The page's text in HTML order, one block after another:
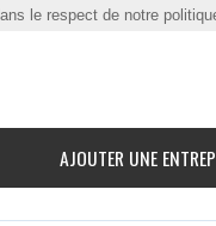
AJOUTER UNE
le respect de notre